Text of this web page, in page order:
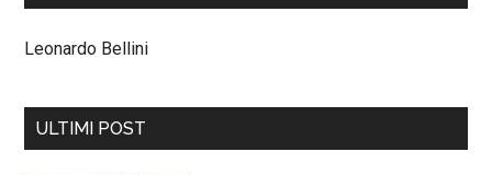
Leonardo Bellini
ULTIMI POST